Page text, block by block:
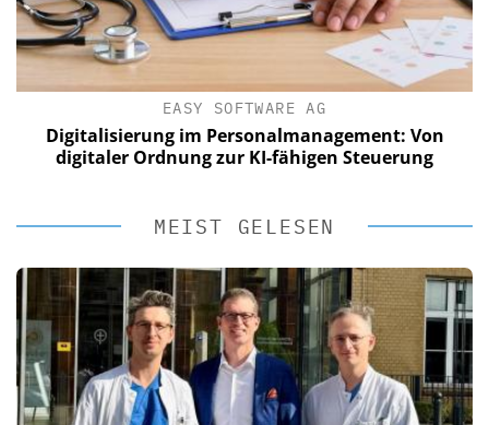
EASY SOFTWARE AG
Digitalisierung im Personalmanagement: Von
digitaler Ordnung zur KI-fähigen Steuerung
MEIST GELESEN